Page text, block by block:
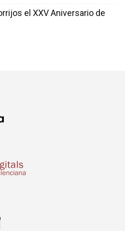
el XXV Aniversario de